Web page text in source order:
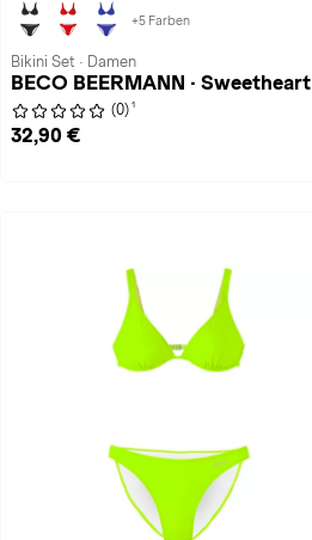
+5 Farben
Bikini Set · Damen
BECO BEERMANN · Sweetheart
(0) 1
32,90 €